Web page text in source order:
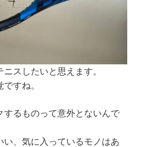
スしたいと思えます。
すね。
するものって意外とないんで
い、気に入っているモノはあ